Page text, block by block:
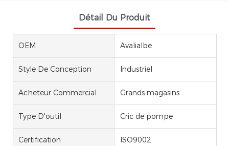
Détail Du Produit
OEM Avalialbe
Style De Conception Industriel
Acheteur Commercial Grands magasins
Type D'outil Cric de pompe
Certification ISO9002